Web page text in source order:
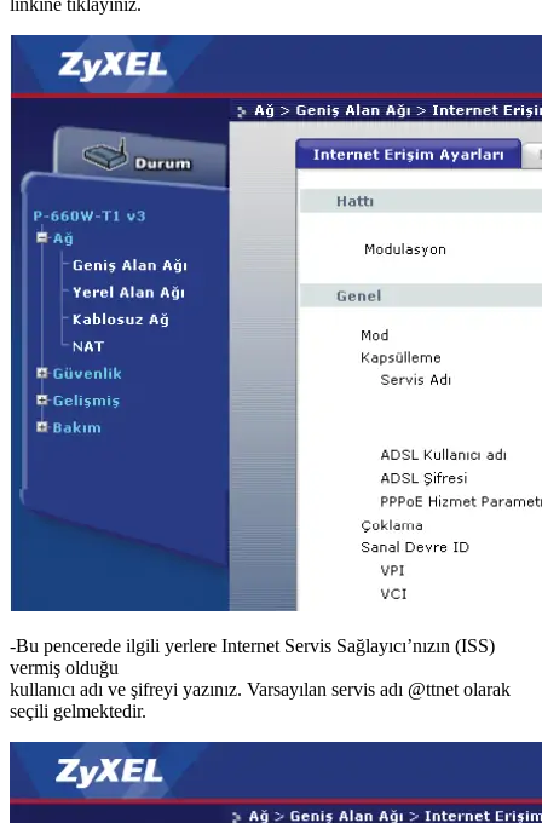
-Bu pencerede ilgili yerlere Internet Servis Sağlayıcı’nızın (ISS)
vermiş olduğu
kullanıcı adı ve şifreyi yazınız. Varsayılan servis adı @ttnet olarak
seçili gelmektedir.